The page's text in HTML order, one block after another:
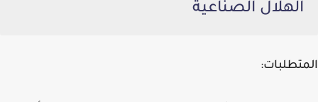
الهلال الصناعية
المتطلبات: